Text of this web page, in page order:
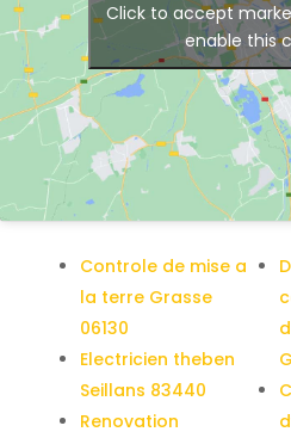
Click to accept
enable this
Controle de mise a
la terre Grasse
06130
Electricien theben
Seillans 83440
Renovation